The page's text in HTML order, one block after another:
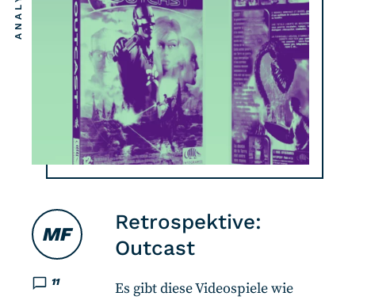
Retrospektive:
Outcast
MF
11
Es gibt diese Videospiele wie